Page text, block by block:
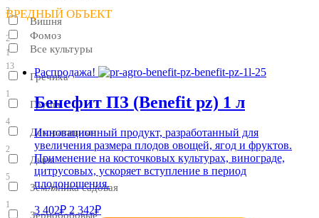
3
Вишня
2
Все культуры
13
Гречиха
1
Груша
4
Декоративные
2
Дыня
5
Земляника садовая
1
Зернобобовые
ВРЕДНЫЙ ОБЪЕКТ
Фомоз
1
Распродажа!
Бенефит ПЗ (Benefit pz) 1 л
Инновационный продукт, разработанный для
увеличения размера плодов овощей, ягод и фруктов.
Применение на косточковых культурах, винограде,
цитрусовых, ускоряет вступление в период
плодоношения.
3 402₽ 2 342₽